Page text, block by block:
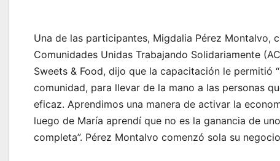
Una de las participantes, Migdalia Pérez Montalvo,
Comunidades Unidas Trabajando Solidariamente
Sweets & Food, dijo que la capacitación le permitió
comunidad, para llevar de la mano a las personas
eficaz. Aprendimos una manera de activar la
luego de María aprendí que no es la ganancia de
completa”. Pérez Montalvo comenzó sola su